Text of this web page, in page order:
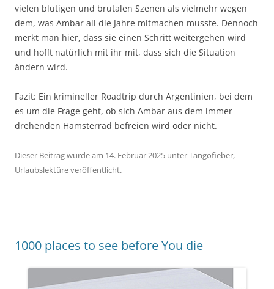
vielen blutigen und brutalen Szenen als vielmehr wegen
dem, was Ambar all die Jahre mitmachen musste. Dennoch
merkt man hier, dass sie einen Schritt weitergehen wird
und hofft natürlich mit ihr mit, dass sich die Situation
ändern wird.
Fazit: Ein krimineller Roadtrip durch Argentinien, bei dem
es um die Frage geht, ob sich Ambar aus dem immer
drehenden Hamsterrad befreien wird oder nicht.
Dieser Beitrag wurde am 14. Februar 2025 unterTangofieber,
Urlaubslektüreveröffentlicht.
1000 places to see before You die